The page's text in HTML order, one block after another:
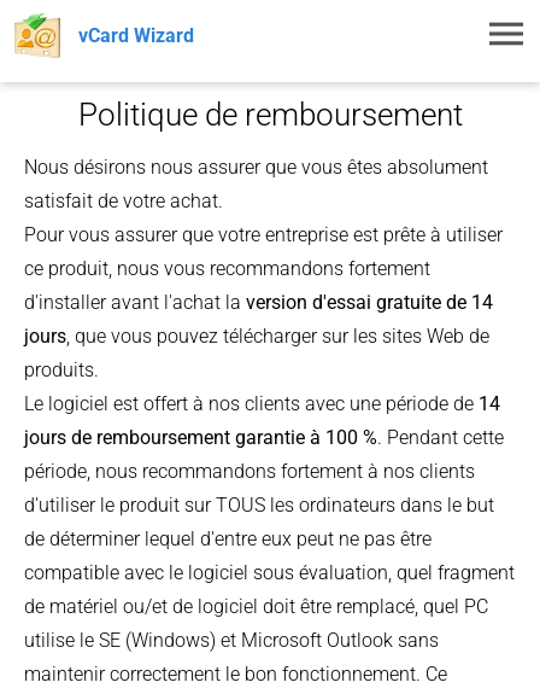
Politique de remboursement
Nous désirons nous assurer que vous êtes absolument
satisfait de votre achat.
Pour vous assurer que votre entreprise est prête à utiliser
ce produit, nous vous recommandons fortement
d'installer avant l'achat la version d'essai gratuite de 14
jours, que vous pouvez télécharger sur les sites Web de
produits.
Le logiciel est offert à nos clients avec une période de 14
jours de remboursement garantie à 100 %. Pendant cette
période, nous recommandons fortement à nos clients
d'utiliser le produit sur TOUS les ordinateurs dans le but
de déterminer lequel d'entre eux peut ne pas être
compatible avec le logiciel sous évaluation, quel fragment
de matériel ou/et de logiciel doit être remplacé, quel PC
utilise le SE (Windows) et Microsoft Outlook sans
maintenir correctement le bon fonctionnement. Ce
vCard Wizard